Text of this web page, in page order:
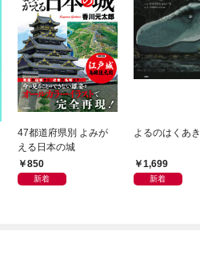
47都道府県別 よみが
える日本の城
850
新着
よるのはくあき
1,699
新着